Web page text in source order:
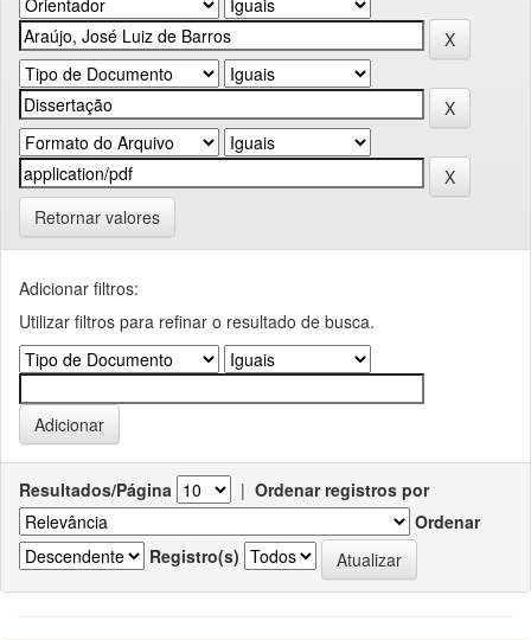
Retornar valores
Adicionar filtros:
Utilizar filtros para refinar o resultado de busca.
Resultados/Página | Ordenar registros por
Ordenar
Registro(s)